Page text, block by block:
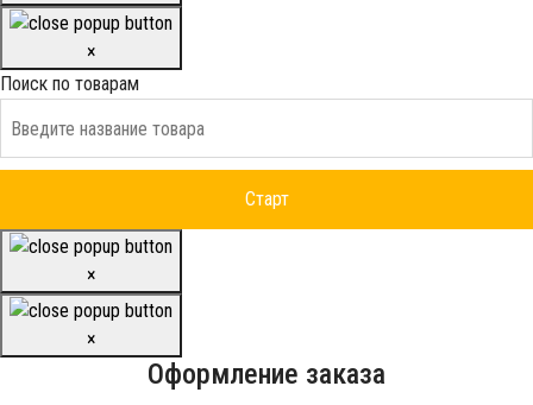
×
Поиск по товарам
×
×
Оформление заказа